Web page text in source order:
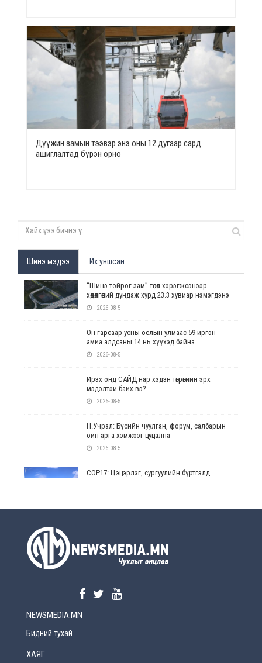
Дүүжин замын тээвэр энэ оны 12 дугаар сард
ашиглалтад бүрэн орно
Шинэ мэдээ Их уншсан
“Шинэ тойрог зам” төсөл хэрэгжсэнээр
хөдөлгөөний дундаж хурд 23.3 хувиар нэмэгдэнэ
2026-08-5
Он гарсаар усны ослын улмаас 59 иргэн
амиа алдсаны 14 нь хүүхэд байна
2026-08-5
Ирэх онд САЙД нар хэдэн төгрөгийн эрх
мэдэлтэй байх вэ?
2026-08-5
Н.Учрал: Бүсийн чуулган, форум, салбарын
ойн арга хэмжээг цуцална
2026-08-5
СОР17: Цэцэрлэг, сургуулийн бүртгэлд
2026-08-5
2026-08-5
NEWSMEDIA.MN
Бидний тухай
ХАЯГ